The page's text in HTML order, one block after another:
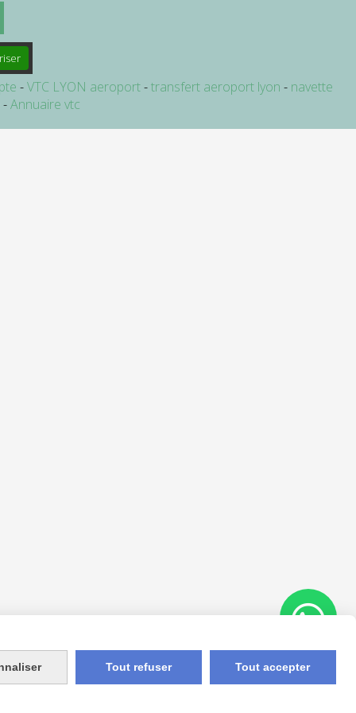
VTC LYON aeroport transfert aeroport lyon
navette
Annuaire vtc
Tout refuser Tout accepter